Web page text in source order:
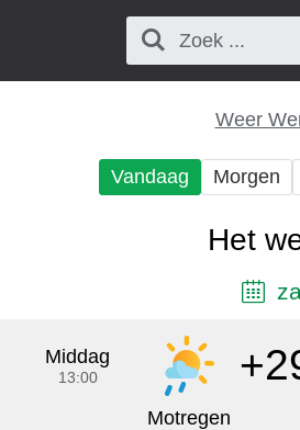
Weer
Vandaag Morgen
Het
Middag
13:00
Motregen